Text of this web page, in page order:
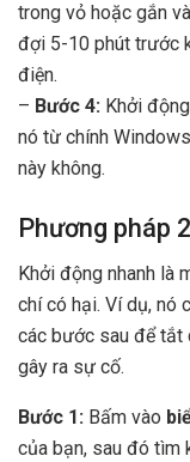
trong vỏ hoặc gắn
đợi 5-10 phút trước
điện.
– Bước 4: Khởi
nó từ chính
này không.
Phương pháp
Khởi động nhanh là
chí có hại. Ví dụ, nó
các bước sau để tắt
gây ra sự cố.
Bước 1: Bấm vào
của bạn, sau đó tìm